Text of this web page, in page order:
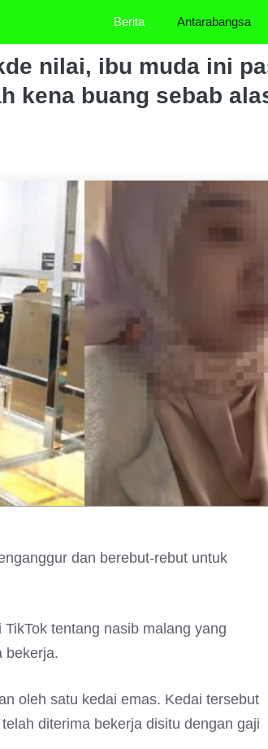
Berita Antarabangsa
nilai, ibu muda ini
kena buang sebab
dan berebut-rebut untuk
tentang nasib malang yang
bekerja.
oleh satu kedai emas. Kedai tersebut
diterima bekerja disitu dengan gaji